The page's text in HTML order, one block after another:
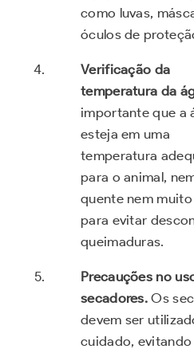
como luvas,
óculos de
Verificação da
temperatura da
importante que a
esteja em uma
temperatura
para o animal,
quente nem
para evitar
queimaduras.
Precauções no
secadores. Os
devem ser
cuidado,